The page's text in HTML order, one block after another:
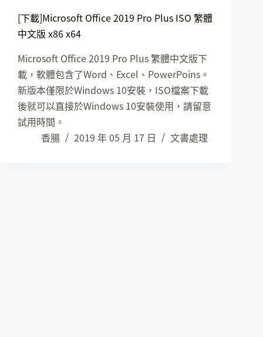
[下載]Microsoft Office 2019 Pro Plus ISO 繁體
中文版 x86 x64
Microsoft Office 2019 Pro Plus 繁體中文版下
載，軟體包含了Word、Excel、PowerPoins。
新版本僅限於Windows 10安裝，ISO檔案下載
後就可以直接於Windows 10安裝使用，請留意
試用時間。
香腸
2019 年 05 月 17 日 文書處理